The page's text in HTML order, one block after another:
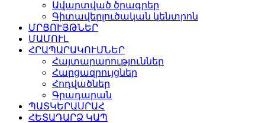
Ավարտված ծրագրեր
Գիտավերլուծական կենտրոն
ՄՐՑՈՒՅԹՆԵՐ
ՄԱՄՈՒԼ
ՀՐԱՊԱՐԱԿՈՒՄՆԵՐ
Հայտարարություններ
Հարցազրույցներ
Հոդվածներ
Գրադարան
ՊԱՏԿԵՐԱՍՐԱՀ
ՀԵՏԱԴԱՐՁ ԿԱՊ